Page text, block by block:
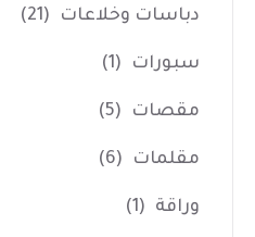
دباسات وخلاعات (21)
سبورات (1)
مقصات (5)
مقلمات (6)
وراقة (1)